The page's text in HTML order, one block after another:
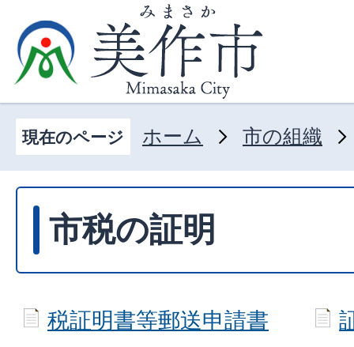
現在のページ ホーム 市の組織
市税の証明
税証明書等郵送申請書